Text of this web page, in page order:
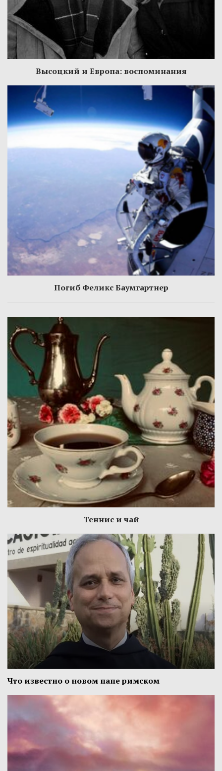
Высоцкий и Европа: воспоминания
Погиб Феликс Баумгартнер
Теннис и чай
Что известно о новом папе римском